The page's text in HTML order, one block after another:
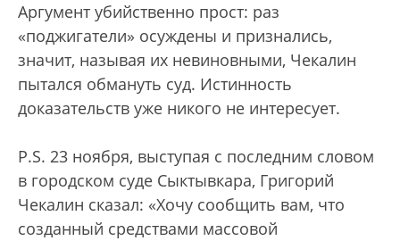
Аргумент убийственно прост: раз
«поджигатели» осуждены и признались,
значит, называя их невиновными, Чекалин
пытался обмануть суд. Истинность
доказательств уже никого не интересует.
P.S. 23 ноября, выступая с последним словом
в городском суде Сыктывкара, Григорий
Чекалин сказал: «Хочу сообщить вам, что
созданный средствами массовой